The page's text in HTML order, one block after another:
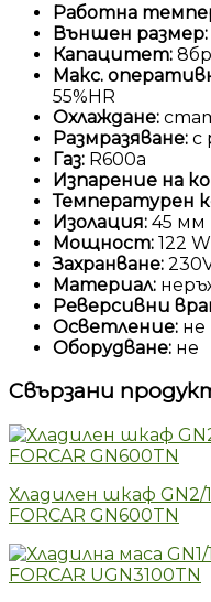
Работна
Външен
Капацитет:
Макс.
55%HR
Охлаждане:
Размразяване: с
Газ: R600а
Изпарение на
Температурен
Изолация: 45 мм
Мощност: 122 W
Захранване:
Материал:
Реверсивни
Осветление: не
Оборудване: не
Свързани
Хладилен шкаф GN2/
FORCAR GN600TN